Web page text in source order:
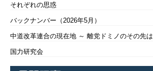
それぞれの思惑
バックナンバー（2026年5月）
中道改革連合の現在地 ～ 離党ドミノのその先は
国力研究会